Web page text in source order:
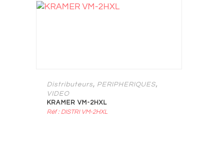
Distributeurs, PERIPHERIQUES,
VIDEO
KRAMER VM-2HXL
Réf : DISTRI VM-2HXL